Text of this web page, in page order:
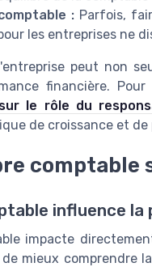
:Parfois,
les entreprises ne
peut non
financière.
le rôle du
de croissance et
comptable
influence
impacte
mieux comprendre